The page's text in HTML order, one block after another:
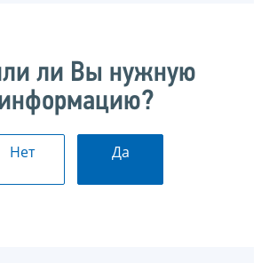
ли Вы нужную
Нет Да